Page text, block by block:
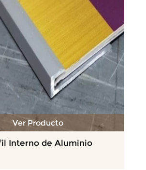
Interno de Aluminio
Ver Producto